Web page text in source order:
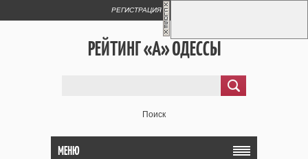
РЕГИСТРАЦИЯ
РЕЙТИНГ «А» ОДЕССЫ
Поиск
МЕНЮ